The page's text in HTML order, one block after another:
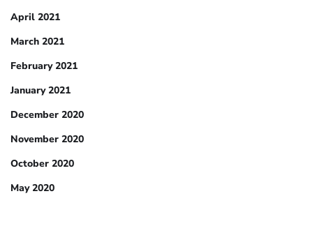
April 2021
March 2021
February 2021
January 2021
December 2020
November 2020
October 2020
May 2020